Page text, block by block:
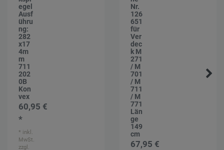
egel
Ausf
ühru
ng:
282
x17
4m
m
711
202
0B
Kon
vex
60,95 €
*
* inkl.
MwSt.
zzgl.
Nr.
126
651
für
Ver
dec
k M
271
/ M
701
/ M
711
/ M
771
Län
ge
149
cm
67,95 €